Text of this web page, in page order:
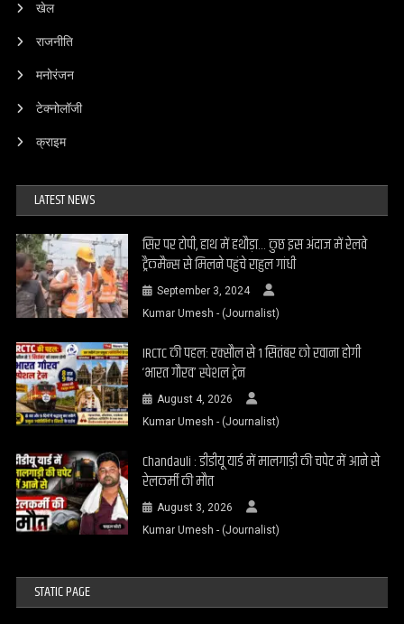
खेल
राजनीति
मनोरंजन
टेक्नोलॉजी
क्राइम
LATEST NEWS
सिर पर टोपी, हाथ में हथौड़ा… कुछ इस अंदाज में रेलवे
ट्रैकमैन्स से मिलने पहुंचे राहुल गांधी
September 3, 2024
Kumar Umesh - (Journalist)
IRCTC की पहल: रक्सौल से 1 सितंबर को रवाना होगी
‘भारत गौरव’ स्पेशल ट्रेन
August 4, 2026
Kumar Umesh - (Journalist)
Chandauli : डीडीयू यार्ड में मालगाड़ी की चपेट में आने से
रेलकर्मी की मौत
August 3, 2026
Kumar Umesh - (Journalist)
STATIC PAGE